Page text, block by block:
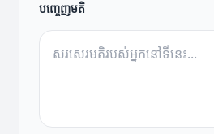
បញ្ចេញមតិ